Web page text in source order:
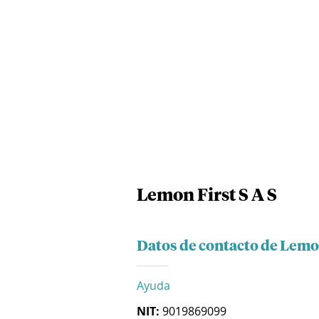
Lemon First S A S
Datos de contacto de
Ayuda
NIT: 9019869099